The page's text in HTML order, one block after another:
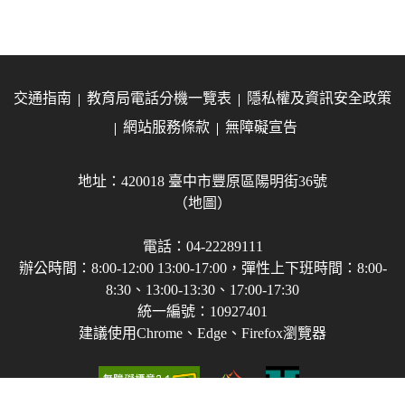
交通指南 教育局電話分機一覽表
隱私權及資訊安全政策
網站服務條款
無障礙宣告
地址：420018 臺中市豐原區陽明街36號
（地圖）
電話：04-22289111
辦公時間：8:00-12:00 13:00-17:00，彈性上下班時間：8:00-
8:30、13:00-13:30、17:00-17:30
統一編號：10927401
建議使用Chrome、Edge、Firefox瀏覽器